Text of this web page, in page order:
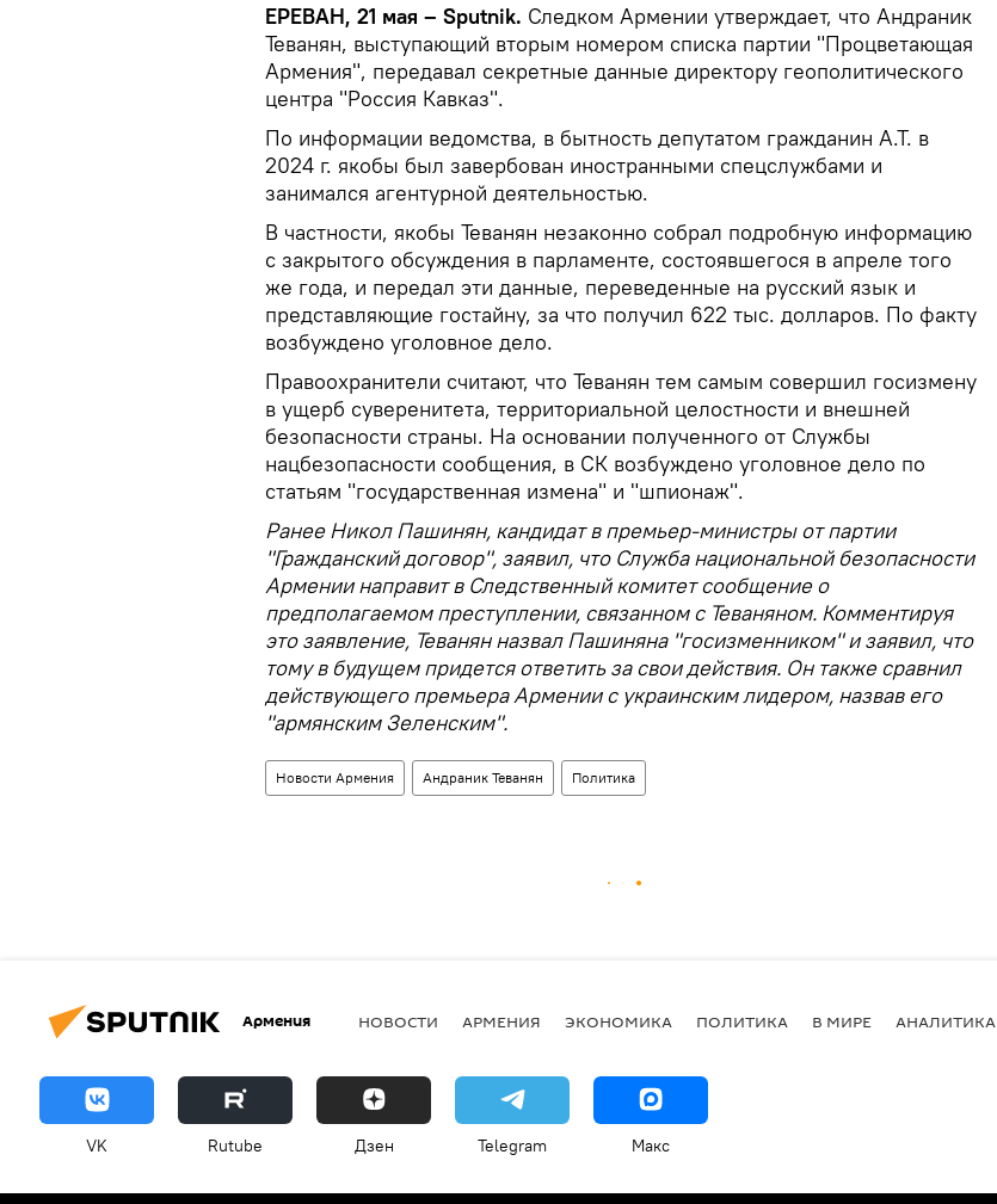
ЕРЕВАН, 21 мая – Sputnik․ Следком Армении утверждает, что Андраник
Теванян, выступающий вторым номером списка партии "Процветающая
Армения", передавал секретные данные директору геополитического
центра "Россия Кавказ".
По информации ведомства, в бытность депутатом гражданин А.Т. в
2024 г. якобы был завербован иностранными спецслужбами и
занимался агентурной деятельностью.
В частности, якобы Теванян незаконно собрал подробную информацию
с закрытого обсуждения в парламенте, состоявшегося в апреле того
же года, и передал эти данные, переведенные на русский язык и
представляющие гостайну, за что получил 622 тыс. долларов. По факту
возбуждено уголовное дело.
Правоохранители считают, что Теванян тем самым совершил госизмену
в ущерб суверенитета, территориальной целостности и внешней
безопасности страны. На основании полученного от Службы
нацбезопасности сообщения, в СК возбуждено уголовное дело по
статьям "государственная измена" и "шпионаж".
Ранее Никол Пашинян, кандидат в премьер-министры от партии
"Гражданский договор", заявил, что Служба национальной безопасности
Армении направит в Следственный комитет сообщение о
предполагаемом преступлении, связанном с Теваняном. Комментируя
это заявление, Теванян назвал Пашиняна "госизменником" и заявил, что
тому в будущем придется ответить за свои действия. Он также сравнил
действующего премьера Армении с украинским лидером, назвав его
"армянским Зеленским".
Новости Армения Андраник Теванян Политика
Армения НОВОСТИ АРМЕНИЯ ЭКОНОМИКА ПОЛИТИКА В МИРЕ АНАЛИТИКА
VK Rutube Дзен Telegram Макс